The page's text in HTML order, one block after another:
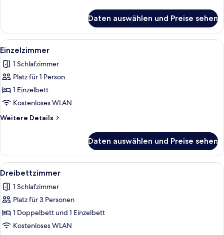
Daten auswählen und Preise sehen
Alle
Fotos
für
Einzelzimmer
anzeigen
Ein Zimmer mit einem Bett, einem
6
Einzelzimmer
1 Schlafzimmer
Platz für 1 Person
1 Einzelbett
Kostenloses WLAN
Weitere Details
Weitere
Daten auswählen und Preise sehen
Alle
Fotos
für
Dreibettzimmer
anzeigen
Ein Schlafzimmer mit zwei Betten,
6
Dreibettzimmer
1 Schlafzimmer
Platz für 3 Personen
1 Doppelbett und 1 Einzelbett
Kostenloses WLAN